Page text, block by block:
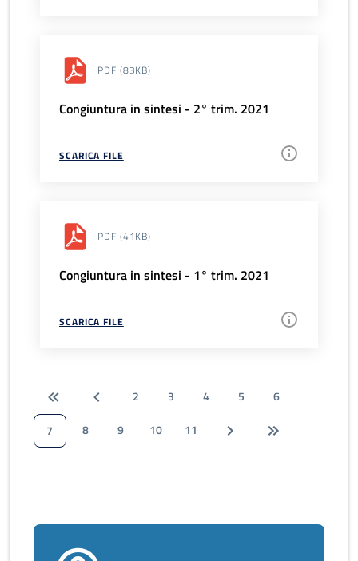
PDF (83KB)
Congiuntura in sintesi - 2° trim. 2021
SCARICA FILE
PDF (41KB)
Congiuntura in sintesi - 1° trim. 2021
SCARICA FILE
2 3 4 5
6
7
8 9 10 11